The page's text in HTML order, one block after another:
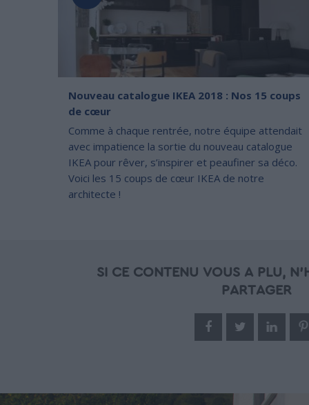
Nouveau catalogue IKEA 2018 : Nos 15 coups
de cœur
Comme à chaque rentrée, notre équipe attendait
avec impatience la sortie du nouveau catalogue
IKEA pour rêver, s’inspirer et peaufiner sa déco.
Voici les 15 coups de cœur IKEA de notre
architecte !
SI CE CONTENU VOUS A PLU,
PARTAGER